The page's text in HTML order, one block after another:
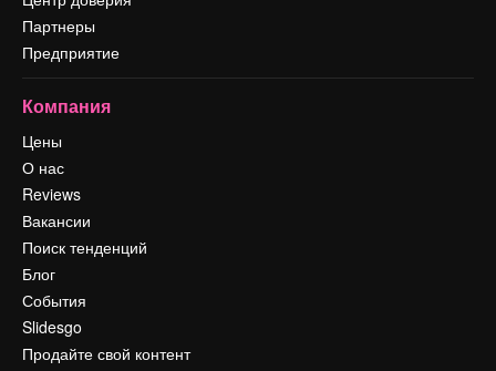
Партнеры
Предприятие
Компания
Цены
О нас
Reviews
Вакансии
Поиск тенденций
Блог
События
Slidesgo
Продайте свой контент